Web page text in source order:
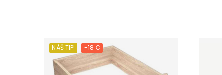
NÁŠ TIP! -18 €